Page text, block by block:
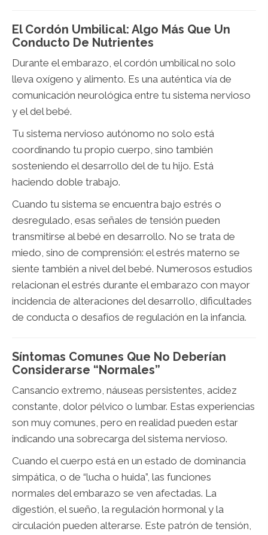
El Cordón Umbilical: Algo Más Que Un
Conducto De Nutrientes
Durante el embarazo, el cordón umbilical no solo
lleva oxígeno y alimento. Es una auténtica vía de
comunicación neurológica entre tu sistema nervioso
y el del bebé.
Tu sistema nervioso autónomo no solo está
coordinando tu propio cuerpo, sino también
sosteniendo el desarrollo del de tu hijo. Está
haciendo doble trabajo.
Cuando tu sistema se encuentra bajo estrés o
desregulado, esas señales de tensión pueden
transmitirse al bebé en desarrollo. No se trata de
miedo, sino de comprensión: el estrés materno se
siente también a nivel del bebé. Numerosos estudios
relacionan el estrés durante el embarazo con mayor
incidencia de alteraciones del desarrollo, dificultades
de conducta o desafíos de regulación en la infancia.
Síntomas Comunes Que No Deberían
Considerarse “normales”
Cansancio extremo, náuseas persistentes, acidez
constante, dolor pélvico o lumbar. Estas experiencias
son muy comunes, pero en realidad pueden estar
indicando una sobrecarga del sistema nervioso.
Cuando el cuerpo está en un estado de dominancia
simpática, o de “lucha o huida”, las funciones
normales del embarazo se ven afectadas. La
digestión, el sueño, la regulación hormonal y la
circulación pueden alterarse. Este patrón de tensión,